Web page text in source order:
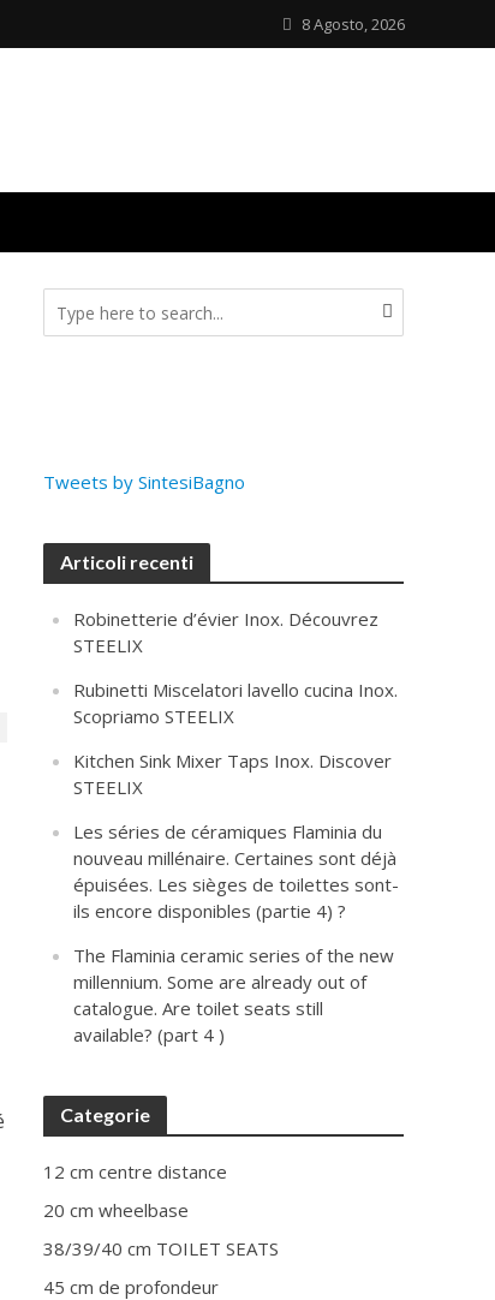
8 Agosto, 2026
Tweets by SintesiBagno
Articoli recenti
Robinetterie d’évier Inox. Découvrez
STEELIX
Rubinetti Miscelatori lavello cucina Inox.
Scopriamo STEELIX
Kitchen Sink Mixer Taps Inox. Discover
STEELIX
Les séries de céramiques Flaminia du
nouveau millénaire. Certaines sont déjà
épuisées. Les sièges de toilettes sont-
ils encore disponibles (partie 4) ?
The Flaminia ceramic series of the new
millennium. Some are already out of
catalogue. Are toilet seats still
available? (part 4 )
Categorie
12 cm centre distance
20 cm wheelbase
38/39/40 cm TOILET SEATS
45 cm de profondeur